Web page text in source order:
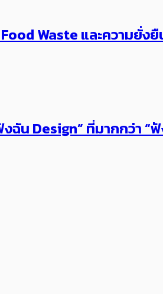
Waste และความยั่ง
ฉัน Design” ที่มากกว่า “